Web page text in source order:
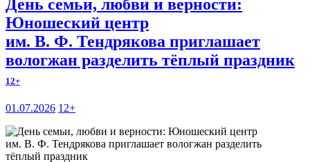
День семьи, любви и верности:
Юношеский центр
им. В. Ф. Тендрякова приглашает
вологжан разделить тёплый праздник
12+
01.07.2026 12+